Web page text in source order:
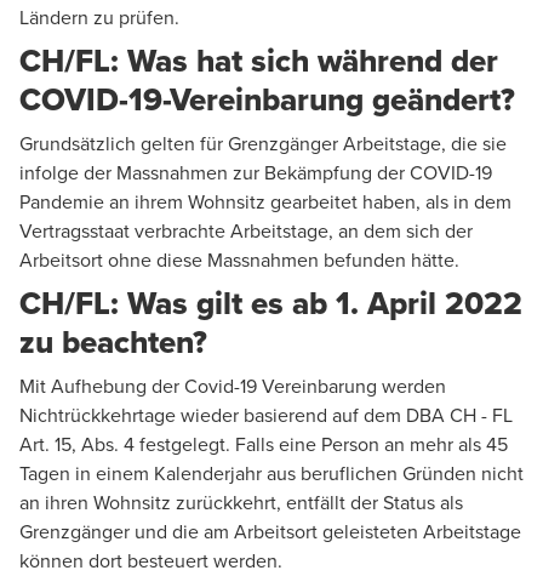
Ländern zu prüfen.
CH/FL: Was hat sich während der
COVID-19-Vereinbarung geändert?
Grundsätzlich gelten für Grenzgänger Arbeitstage, die sie
infolge der Massnahmen zur Bekämpfung der COVID-19
Pandemie an ihrem Wohnsitz gearbeitet haben, als in dem
Vertragsstaat verbrachte Arbeitstage, an dem sich der
Arbeitsort ohne diese Massnahmen befunden hätte.
CH/FL: Was gilt es ab 1. April 2022
zu beachten?
Mit Aufhebung der Covid-19 Vereinbarung werden
Nichtrückkehrtage wieder basierend auf dem DBA CH - FL
Art. 15, Abs. 4 festgelegt. Falls eine Person an mehr als 45
Tagen in einem Kalenderjahr aus beruflichen Gründen nicht
an ihren Wohnsitz zurückkehrt, entfällt der Status als
Grenzgänger und die am Arbeitsort geleisteten Arbeitstage
können dort besteuert werden.